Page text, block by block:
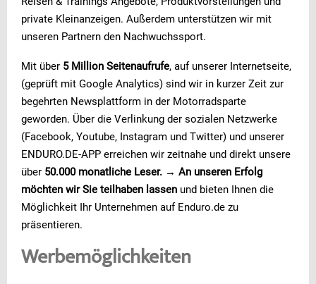
private Kleinanzeigen. Außerdem unterstützen wir mit
unseren Partnern den Nachwuchssport.
Mit über 5 Million Seitenaufrufe, auf unserer Internetseite,
(geprüft mit Google Analytics) sind wir in kurzer Zeit zur
begehrten Newsplattform in der Motorradsparte
geworden. Über die Verlinkung der sozialen Netzwerke
(Facebook, Youtube, Instagram und Twitter) und unserer
ENDURO.DE-APP erreichen wir zeitnahe und direkt unsere
über 50.000 monatliche Leser. → An unseren Erfolg
möchten wir Sie teilhaben lassen und bieten Ihnen die
Möglichkeit Ihr Unternehmen auf Enduro.de zu
präsentieren.
Werbemöglichkeiten